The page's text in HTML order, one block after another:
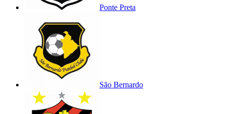
Ponte Preta
São Bernardo